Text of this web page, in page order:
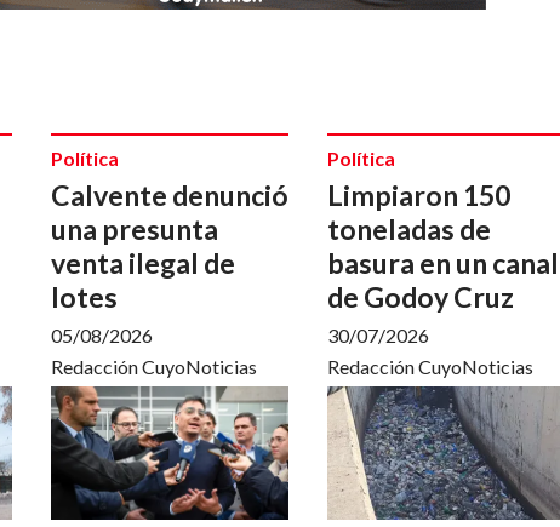
Calvente denunció
una presunta
venta ilegal de
lotes
Redacción CuyoNoticias
Política
05/08/2026
Limpiaron 150
toneladas de
basura en un canal
de Godoy Cruz
Redacción CuyoNoticias
Política
30/07/2026